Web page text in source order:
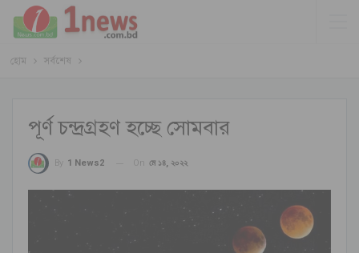
হোম সর্বশেষ
পূর্ণ চন্দ্রগ্রহণ হচ্ছে সোমবার
By 1 News2 On মে ১৪, ২০২২